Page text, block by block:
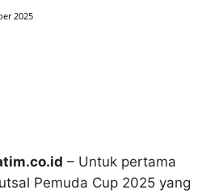
2025
– Untuk pertama
Pemuda Cup 2025 yang